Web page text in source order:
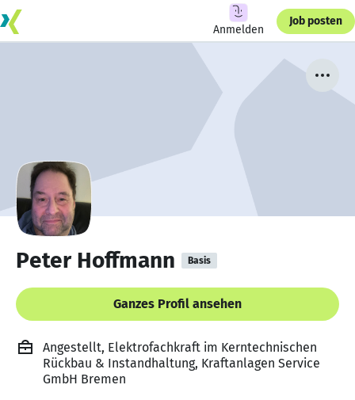
Anmelden
Job posten
Peter Hoffmann Basis
Ganzes Profil ansehen
Angestellt, Elektrofachkraft im Kerntechnischen
Rückbau & Instandhaltung, Kraftanlagen Service
GmbH Bremen